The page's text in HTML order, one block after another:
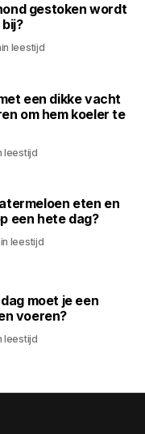
gestoken wordt
leestijd
een dikke vacht
om hem koeler te
leestijd
eten en
een hete dag?
leestijd
moet je een
voeren?
leestijd